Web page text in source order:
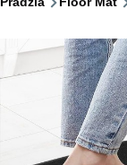
Kelias